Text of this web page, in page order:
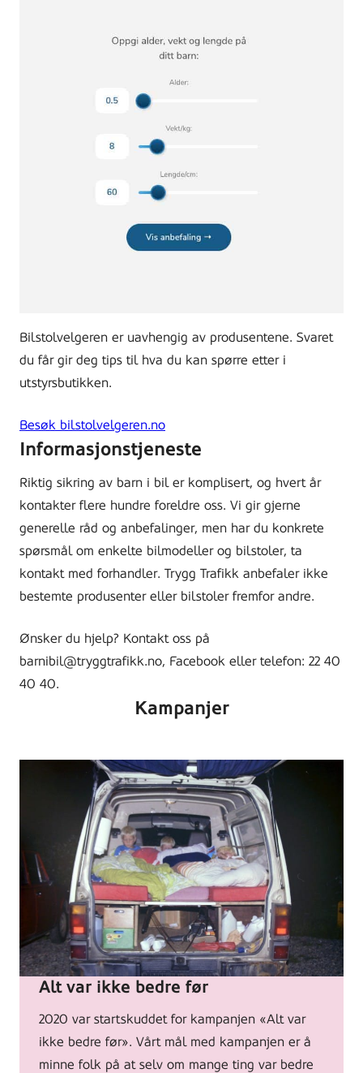
Bilstolvelgeren er uavhengig av produsentene. Svaret
du får gir deg tips til hva du kan spørre etter i
utstyrsbutikken.
Besøk bilstolvelgeren.no
Informasjonstjeneste
Riktig sikring av barn i bil er komplisert, og hvert år
kontakter flere hundre foreldre oss. Vi gir gjerne
generelle råd og anbefalinger, men har du konkrete
spørsmål om enkelte bilmodeller og bilstoler, ta
kontakt med forhandler. Trygg Trafikk anbefaler ikke
bestemte produsenter eller bilstoler fremfor andre.
Ønsker du hjelp? Kontakt oss på
barnibil@tryggtrafikk.no, Facebook eller telefon: 22 40
40 40.
Kampanjer
Alt
bedre
før-
kampanjen
Alt var ikke bedre før
2020 var startskuddet for kampanjen «Alt var
ikke bedre før». Vårt mål med kampanjen er å
minne folk på at selv om mange ting var bedre